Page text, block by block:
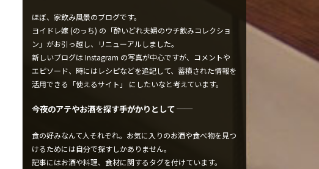
ほぼ、家飲み風景のブログです。
ヨイドレ嫁 (のっち) の「酔いどれ夫婦のウチ飲みコレクショ
ン」がお引っ越し、リニューアルしました。
新しいブログは Instagram の写真が中心ですが、コメントや
エピソード、時にはレシピなどを追記して、蓄積された情報を
活用できる「使えるサイト」 にしたいなと考えています。
今夜のアテやお酒を探す手がかりとして ──
食の好みなんて人それぞれ。お気に入りのお酒や食べ物を見つ
けるためには自分で探すしかありません。
記事にはお酒や料理、食材に関するタグを付けています。